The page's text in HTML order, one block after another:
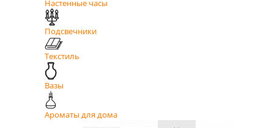
Настенные часы
Подсвечники
Текстиль
Вазы
Ароматы для дома